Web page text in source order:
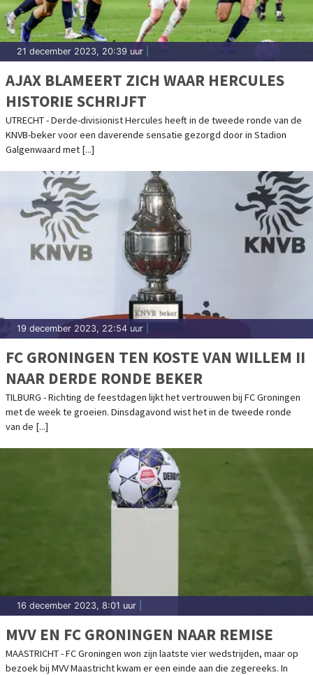
21 december 2023, 20:39 uur
AJAX BLAMEERT ZICH WAAR HERCULES
HISTORIE SCHRIJFT
UTRECHT - Derde-divisionist Hercules heeft in de tweede ronde van de
KNVB-beker voor een daverende sensatie gezorgd door in Stadion
Galgenwaard met [...]
19 december 2023, 22:54 uur
FC GRONINGEN TEN KOSTE VAN WILLEM II
NAAR DERDE RONDE BEKER
TILBURG - Richting de feestdagen lijkt het vertrouwen bij FC Groningen
met de week te groeien. Dinsdagavond wist het in de tweede ronde
van de [...]
16 december 2023, 8:01 uur
MVV EN FC GRONINGEN NAAR REMISE
MAASTRICHT - FC Groningen won zijn laatste vier wedstrijden, maar op
bezoek bij MVV Maastricht kwam er een einde aan die zegereeks. In